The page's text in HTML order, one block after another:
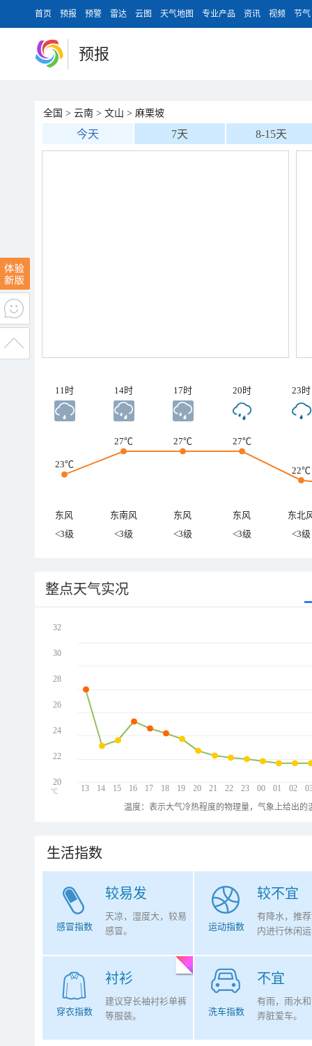
首页 预报 预警 雷达 云图 天气地图 专业产品 资讯 视频 节气
预报
全国 > 云南 > 文山 > 麻栗坡
今天 7天 8-15天
11时 14时 17时 20时 23时
23℃
27℃ 27℃ 27℃
22℃
东风 东南风 东风 东风
东北
<3级
<3级 <3级 <3级 <3级
整点天气实况
13 14 15 16 17 18 19 20 21 22 23 00 01 02
32
30
28
26
24
22
20
℃
温度：表示大气冷热程度的物理量，气象上给出
生活指数
较易发
感冒指数
天凉，湿度大，较易
感冒。
较不宜
运动指数
有降水，推
内进行休闲
衬衫
穿衣指数
建议穿长袖衬衫单裤
等服装。
不宜
洗车指数
有雨，雨水
弄脏爱车。